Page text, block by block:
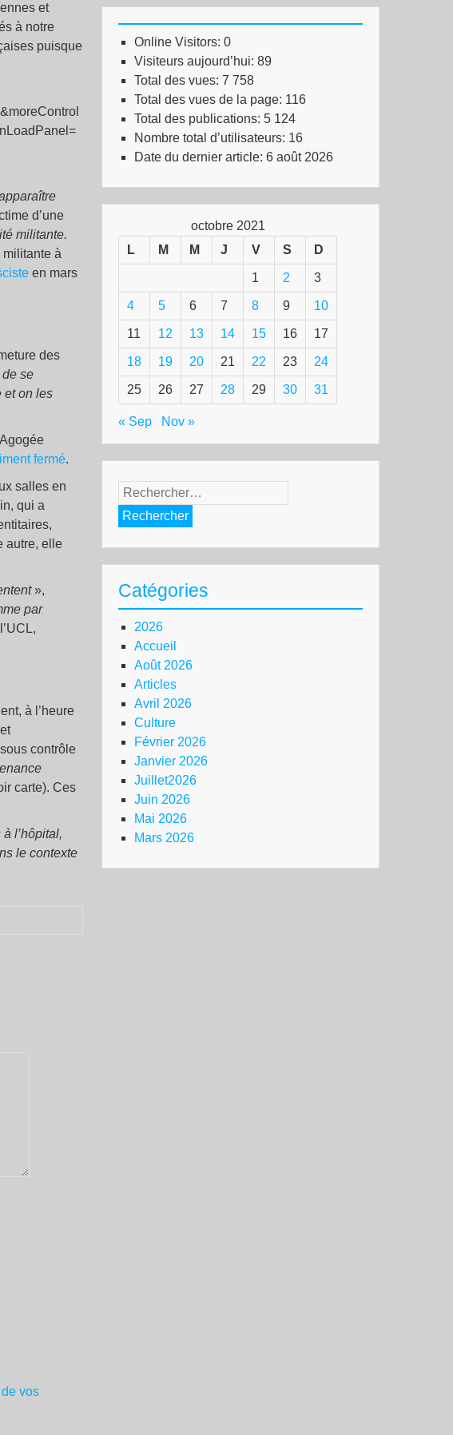
et
à notre
puisque
d’une
militante.
à
en mars
des
se
et on les
fermé.
salles en
qui a
autre, elle
»,
par
à l’heure
contrôle
carte). Ces
l’hôpital,
le contexte
vos
Online Visitors: 0
Visiteurs aujourd’hui: 89
Total des vues: 7 758
Total des vues de la page: 116
Total des publications: 5 124
Nombre total d’utilisateurs: 16
Date du dernier article: 6 août 2026
octobre 2021
L
M M J V S D
1 2 3
4 5 6 7 8 9 10
11 12 13 14 15 16 17
18 19 20 21 22 23 24
25 26 27 28 29 30 31
« Sep Nov »
Rechercher :
Catégories
2026
Accueil
Août 2026
Articles
Avril 2026
Culture
Février 2026
Janvier 2026
Juillet2026
Juin 2026
Mai 2026
Mars 2026